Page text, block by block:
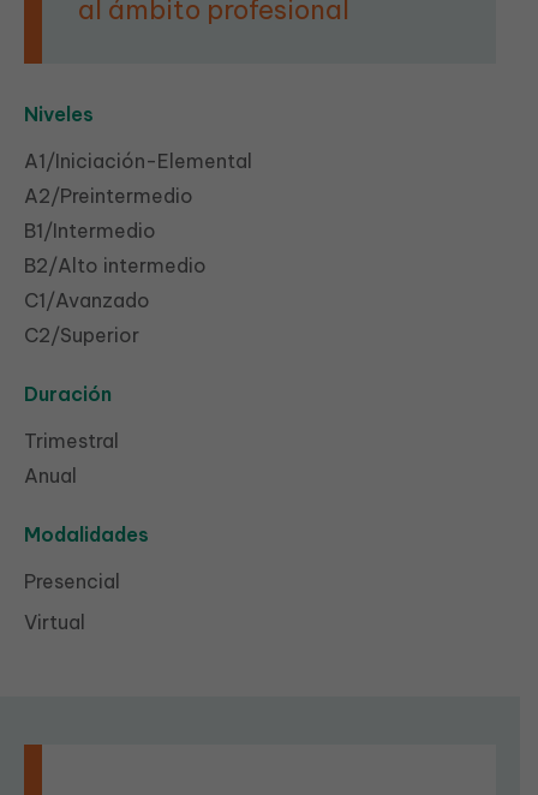
al ámbito profesional
Niveles
A1/Iniciación-Elemental
A2/Preintermedio
B1/Intermedio
B2/Alto intermedio
C1/Avanzado
C2/Superior
Duración
Trimestral
Anual
Modalidades
Presencial
Virtual